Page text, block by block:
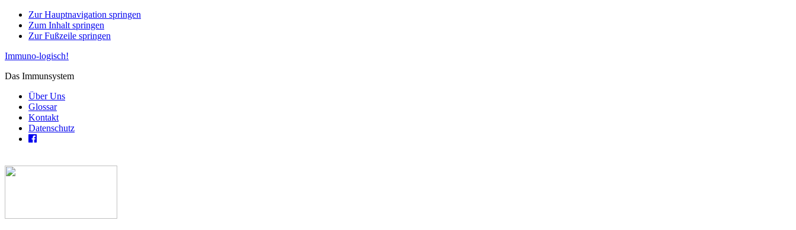
Zur Hauptnavigation springen
Zum Inhalt springen
Zur Fußzeile springen
Immuno-logisch!
Das Immunsystem
Über Uns
Glossar
Kontakt
Datenschutz